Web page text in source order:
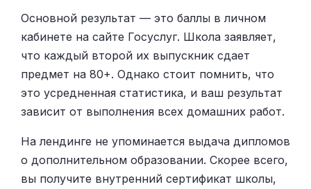
Основной результат — это баллы в личном
кабинете на сайте Госуслуг. Школа заявляет,
что каждый второй их выпускник сдает
предмет на 80+. Однако стоит помнить, что
это усредненная статистика, и ваш результат
зависит от выполнения всех домашних работ.
На лендинге не упоминается выдача дипломов
о дополнительном образовании. Скорее всего,
вы получите внутренний сертификат школы,